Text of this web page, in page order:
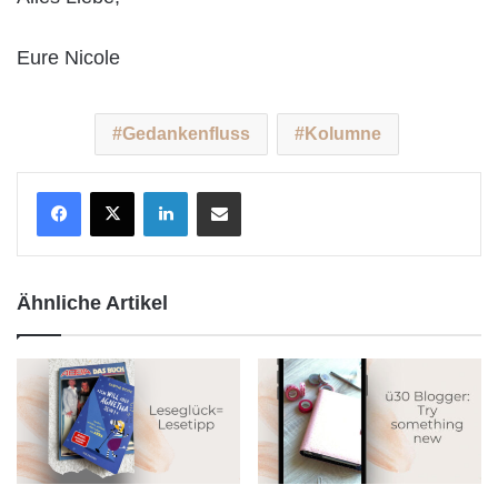
Eure Nicole
Gedankenfluss Kolumne
LinkedInTeile per E-Mail
Ähnliche Artikel